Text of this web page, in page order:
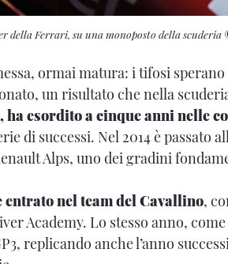
della Ferrari, su una monoposto della
ormai matura: i tifosi
un risultato che nella
ha esordito a cinque anni nelle
di successi. Nel 2014 è passato
Alps, uno dei gradini
entrato nel team del Cavallino,
Academy. Lo stesso anno,
replicando anche l’anno